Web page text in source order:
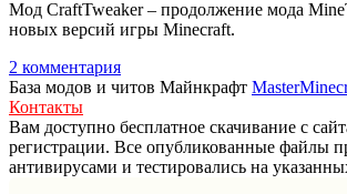
Мод CraftTweaker – продолжение мода
новых версий игры Minecraft.
2 комментария
База модов и читов Майнкрафт
Контакты
Вам доступно бесплатное скачивание с
регистрации. Все опубликованные файлы
антивирусами и тестировались на